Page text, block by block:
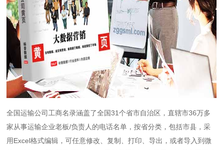
全国运输公司工商名录涵盖了全国31个省市自治区，直辖市36万多
家从事运输企业老板/负责人的电话名单，按省分类，包括市县，采
用Excel格式编辑，可任意修改、复制、打印、导出，或者导入到微